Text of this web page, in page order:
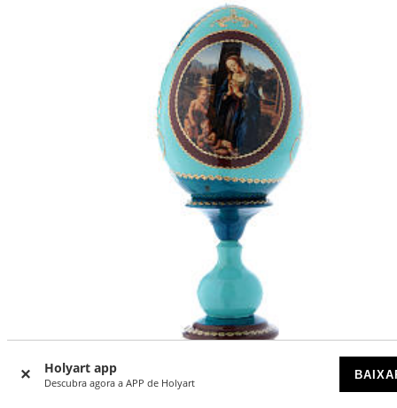
Holyart app
Descubra agora a APP de Holyart
-50
Ovo russo azul madeira decorada Adoração do Menino